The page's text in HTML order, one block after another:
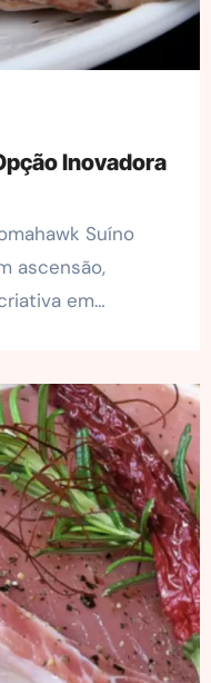
Inovadora
ascensão,
em…